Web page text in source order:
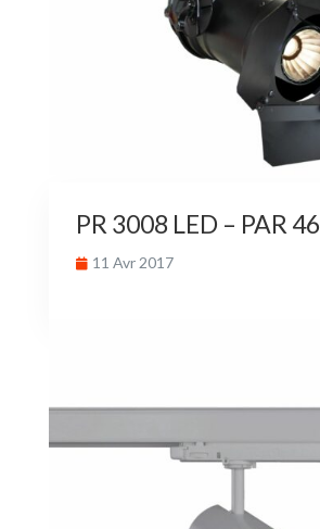
PR 3008 LED – PAR 46
11 Avr 2017